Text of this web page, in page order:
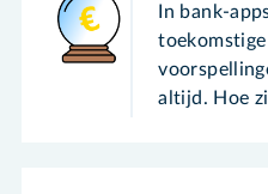
In bank-
altijd. Hoe